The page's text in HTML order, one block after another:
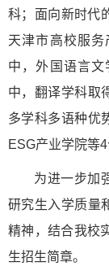
科；面向新时代
天津市高校服
中，外国语言
中，翻译学科取
多学科多语种优
ESG产业学院等4
为进一步加
研究生入学质量
精神，结合我校
生招生简章。